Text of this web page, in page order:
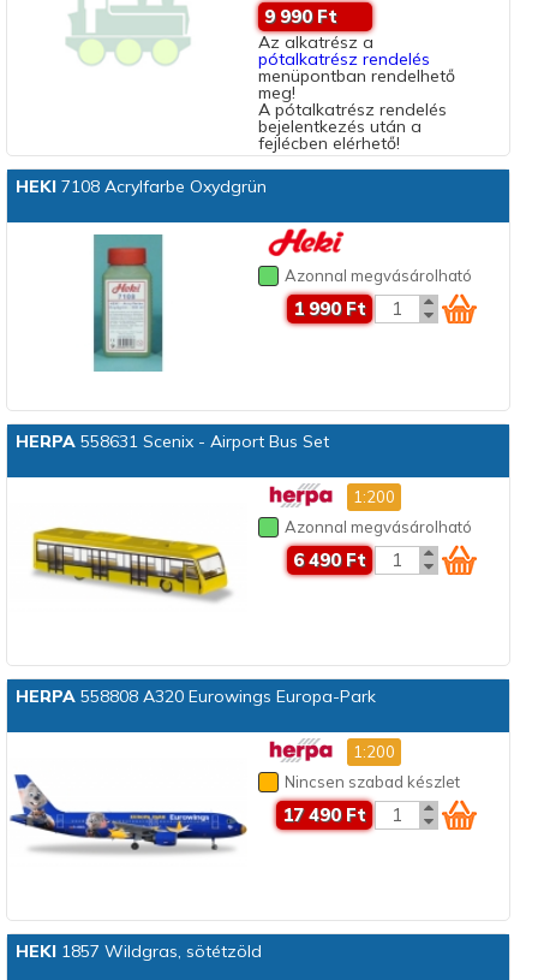
9 990 Ft
Az alkatrész a
pótalkatrész rendelés
menüpontban rendelhető
meg!
A pótalkatrész rendelés
bejelentkezés után a
fejlécben elérhető!
HEKI7108 Acrylfarbe Oxydgrün
Azonnal megvásárolható
1 990 Ft
HERPA558631 Scenix - Airport Bus Set
1:200
Azonnal megvásárolható
6 490 Ft
HERPA558808 A320 Eurowings Europa-Park
1:200
Nincsen szabad készlet
17 490 Ft
HEKI1857 Wildgras, sötétzöld